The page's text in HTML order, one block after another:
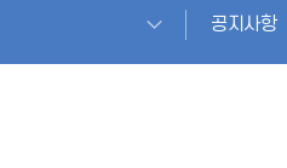
공지사항